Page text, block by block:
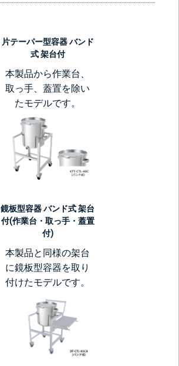
片テーパー型容器 バンド
式 架台付
本製品から作業台、
取っ手、蓋置を除い
たモデルです。
鏡板型容器 バンド式 架台
付(作業台・取っ手・蓋置
付)
本製品と同様の架台
に鏡板型容器を取り
付けたモデルです。